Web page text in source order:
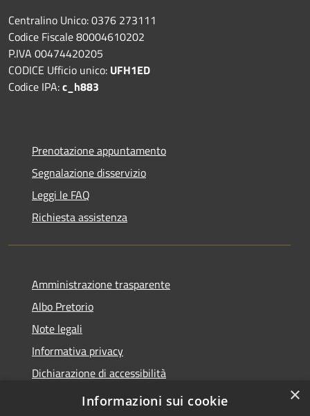
Centralino Unico: 0376 273111
Codice Fiscale 80004610202
P.IVA 00474420205
CODICE Ufficio unico: UFH1ED
Codice IPA:c_h883
Prenotazione appuntamento
Segnalazione disservizio
Leggi le FAQ
Richiesta assistenza
Amministrazione trasparente
Albo Pretorio
Note legali
Informativa privacy
Dichiarazione di accessibilità
Obiettivi di accessibilità
×
Informazioni sui cookie